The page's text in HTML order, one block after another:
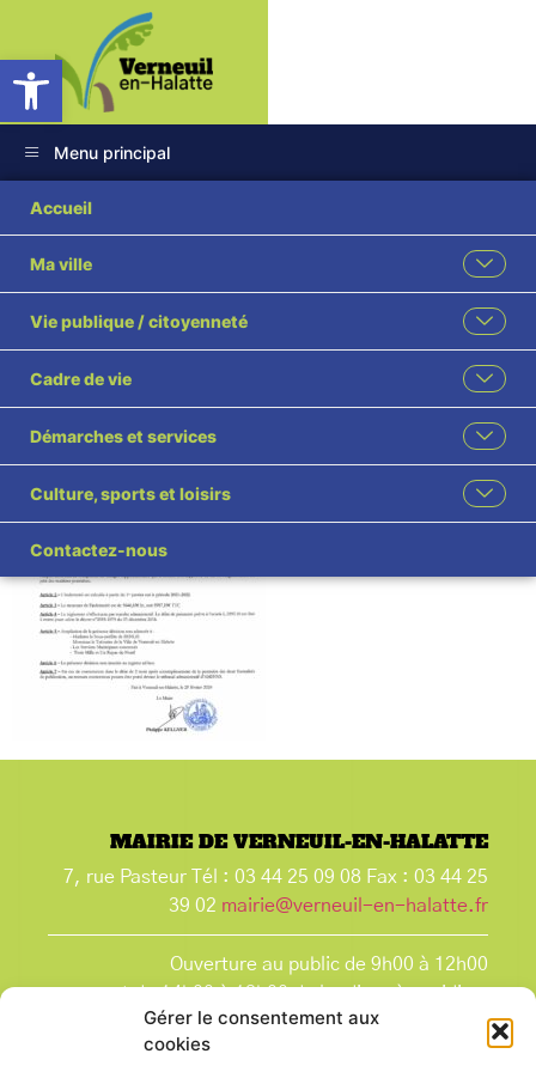
Ouvrir la barre d’outils
Gérer le consentement aux
cookies
Menu principal
Accueil
Ma ville
Vie publique / citoyenneté
Cadre de vie
Démarches et services
Culture, sports et loisirs
Contactez-nous
14 2024 Convention
indemnitaire 3001
repas visé
MAIRIE DE VERNEUIL-EN-HALATTE
7, rue Pasteur Tél : 03 44 25 09 08 Fax : 03 44 25
39 02 mairie@verneuil-en-halatte.fr
Ouverture au public de 9h00 à 12h00
et de 14h00 à 18h00 du lundi après-midi au
vendredi,
et le samedi de 9h00 à 12h00.